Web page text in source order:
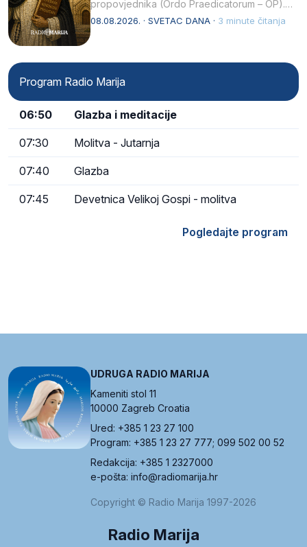
propovjednika (Ordo Praedicatorum – OP).
Svojim životom, dubokom ljubavlju prema
08.08.2026. · SVETAC DANA · 3 minute čitanja
Program Radio Marija
06:50 Glazba i meditacije
07:30 Molitva - Jutarnja
07:40 Glazba
07:45 Devetnica Velikoj Gospi - molitva
Pogledajte program
UDRUGA RADIO MARIJA
Kameniti stol 11
10000 Zagreb Croatia
Ured: +385 1 23 27 100
Program: +385 1 23 27 777; 099 502 00 52
Redakcija: +385 1 2327000
e-pošta: info@radiomarija.hr
Copyright © Radio Marija 1997-2026
Radio Marija